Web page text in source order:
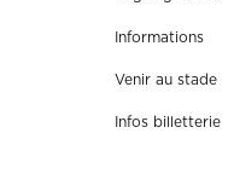
Informations
Venir au stade
Infos billetterie